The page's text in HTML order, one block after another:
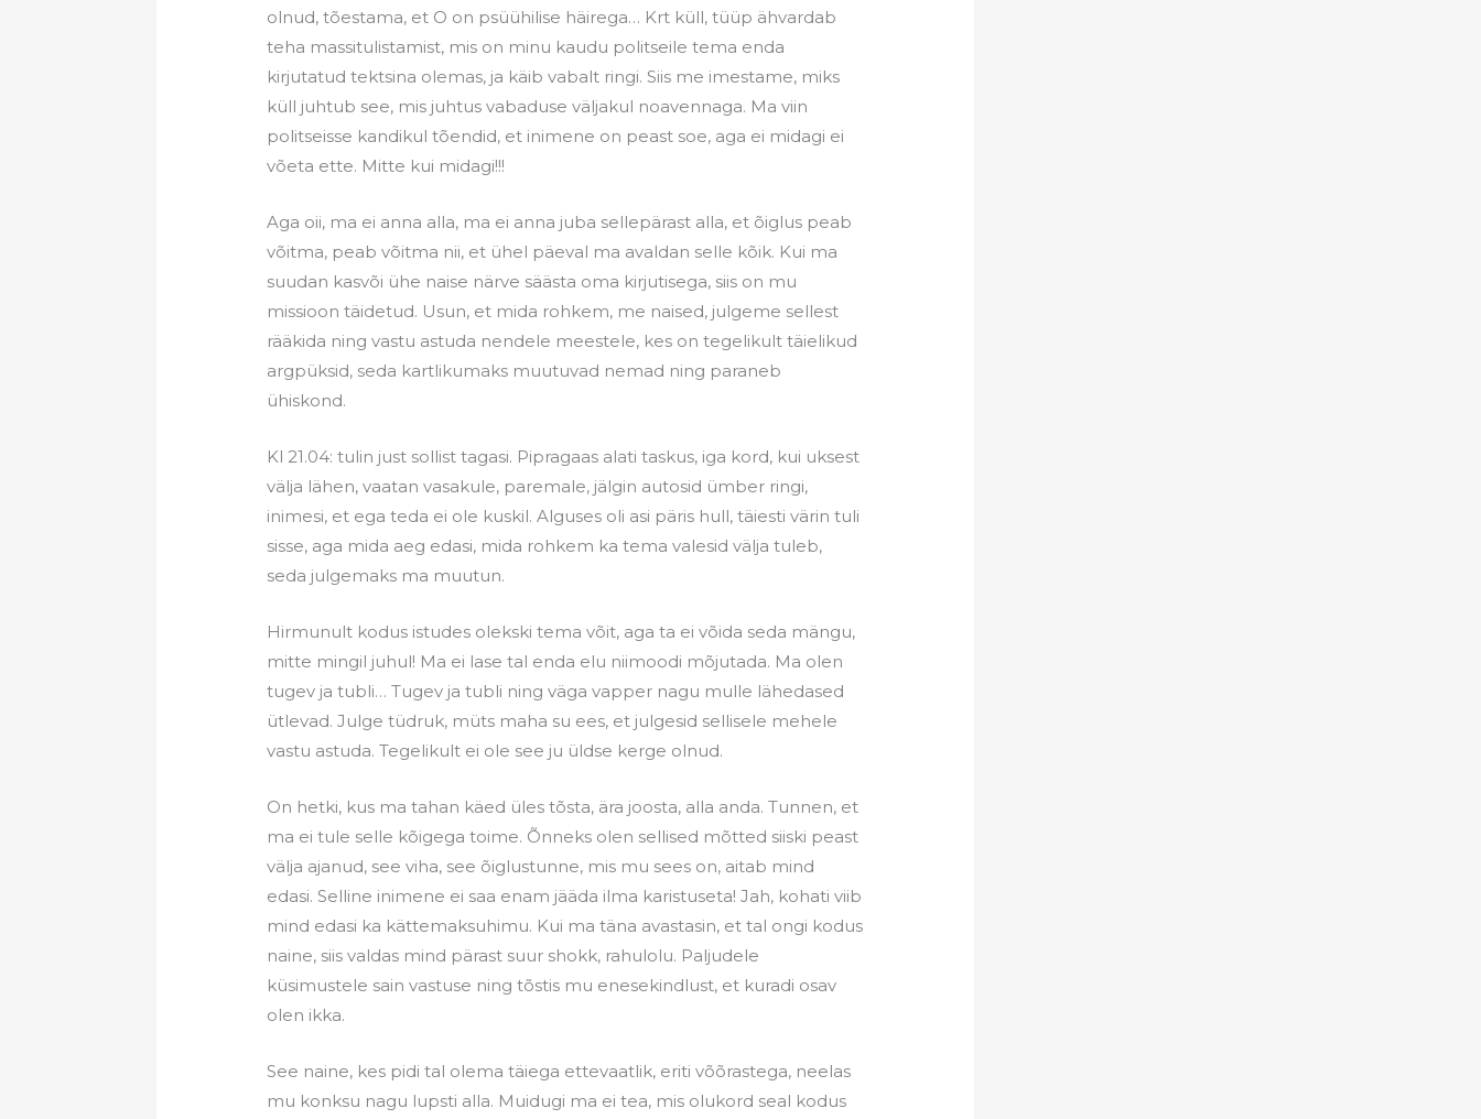
olnud, tõestama, et O on psüühilise häirega… Krt küll, tüüp ähvardab
teha massitulistamist, mis on minu kaudu politseile tema enda
kirjutatud tektsina olemas, ja käib vabalt ringi. Siis me imestame, miks
küll juhtub see, mis juhtus vabaduse väljakul noavennaga. Ma viin
politseisse kandikul tõendid, et inimene on peast soe, aga ei midagi ei
võeta ette. Mitte kui midagi!!!
Aga oii, ma ei anna alla, ma ei anna juba sellepärast alla, et õiglus peab
võitma, peab võitma nii, et ühel päeval ma avaldan selle kõik. Kui ma
suudan kasvõi ühe naise närve säästa oma kirjutisega, siis on mu
missioon täidetud. Usun, et mida rohkem, me naised, julgeme sellest
rääkida ning vastu astuda nendele meestele, kes on tegelikult täielikud
argpüksid, seda kartlikumaks muutuvad nemad ning paraneb
ühiskond.
Kl 21.04: tulin just sollist tagasi. Pipragaas alati taskus, iga kord, kui uksest
välja lähen, vaatan vasakule, paremale, jälgin autosid ümber ringi,
inimesi, et ega teda ei ole kuskil. Alguses oli asi päris hull, täiesti värin tuli
sisse, aga mida aeg edasi, mida rohkem ka tema valesid välja tuleb,
seda julgemaks ma muutun.
Hirmunult kodus istudes olekski tema võit, aga ta ei võida seda mängu,
mitte mingil juhul! Ma ei lase tal enda elu niimoodi mõjutada. Ma olen
tugev ja tubli… Tugev ja tubli ning väga vapper nagu mulle lähedased
ütlevad. Julge tüdruk, müts maha su ees, et julgesid sellisele mehele
vastu astuda. Tegelikult ei ole see ju üldse kerge olnud.
On hetki, kus ma tahan käed üles tõsta, ära joosta, alla anda. Tunnen, et
ma ei tule selle kõigega toime. Õnneks olen sellised mõtted siiski peast
välja ajanud, see viha, see õiglustunne, mis mu sees on, aitab mind
edasi. Selline inimene ei saa enam jääda ilma karistuseta! Jah, kohati viib
mind edasi ka kättemaksuhimu. Kui ma täna avastasin, et tal ongi kodus
naine, siis valdas mind pärast suur shokk, rahulolu. Paljudele
küsimustele sain vastuse ning tõstis mu enesekindlust, et kuradi osav
olen ikka.
See naine, kes pidi tal olema täiega ettevaatlik, eriti võõrastega, neelas
mu konksu nagu lupsti alla. Muidugi ma ei tea, mis olukord seal kodus